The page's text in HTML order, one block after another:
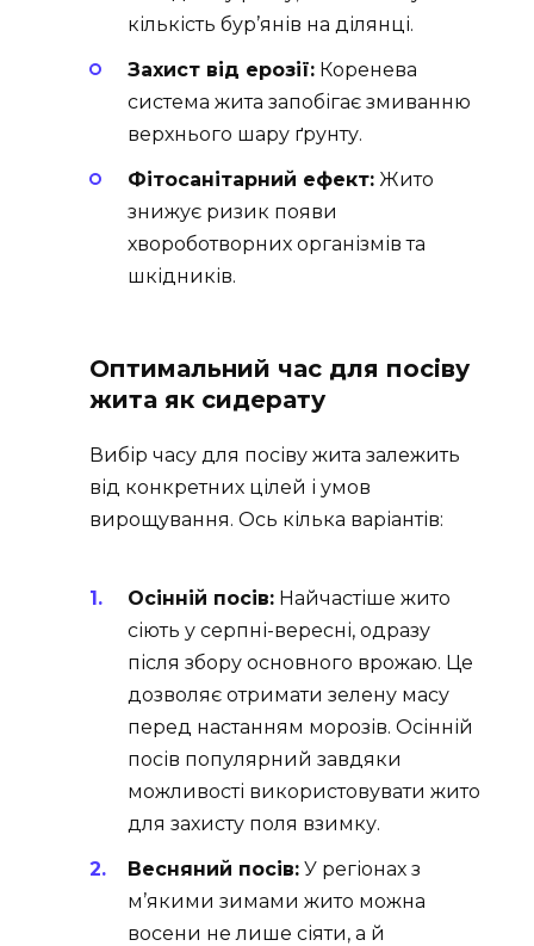
кількість бур’янів на ділянці.
Захист від ерозії: Коренева
система жита запобігає змиванню
верхнього шару ґрунту.
Фітосанітарний ефект: Жито
знижує ризик появи
хвороботворних організмів та
шкідників.
Оптимальний час для посіву
жита як сидерату
Вибір часу для посіву жита залежить
від конкретних цілей і умов
вирощування. Ось кілька варіантів:
Осінній посів: Найчастіше жито
сіють у серпні-вересні, одразу
після збору основного врожаю. Це
дозволяє отримати зелену масу
перед настанням морозів. Осінній
посів популярний завдяки
можливості використовувати жито
для захисту поля взимку.
Весняний посів: У регіонах з
м’якими зимами жито можна
восени не лише сіяти, а й